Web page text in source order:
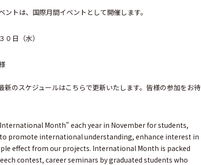
トは、国際月間イベントとして開催します。
日（水）
新のスケジュールはこちらで更新いたします。皆様の参加をお待
Month" each year in November for students,
promote international understanding, enhance interest in
effect from our projects. International Month is packed
contest, career seminars by graduated students who